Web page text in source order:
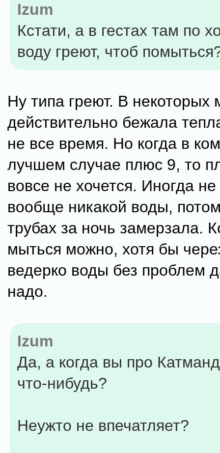
Izum
Кстати, а в гестах там по
воду греют, чтоб
Ну типа греют. В некоторых
действительно бежала
не все время. Но когда в
лучшем случае плюс 9, то
вовсе не хочется. Иногда
вообще никакой воды,
трубах за ночь замерзала.
мыться можно, хотя бы
ведерко воды без проблем
надо.
Izum
Да, а когда вы про
что-нибудь?
Неужто не впечатляет?